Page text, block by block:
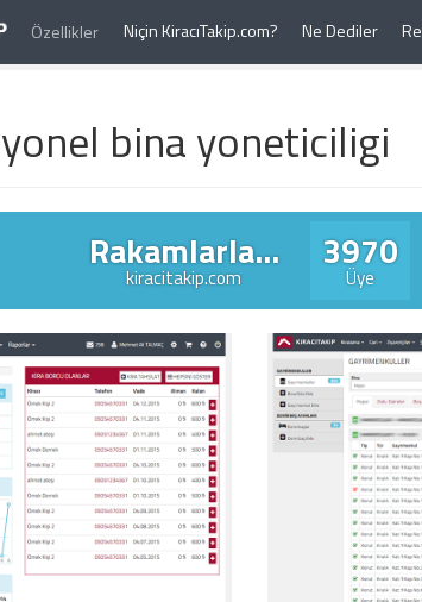
Özellikler Niçin KiracıTakip.com? Ne Dediler
bina yoneticiligi
Rakamlarla...
kiracitakip.com
3970
Üye